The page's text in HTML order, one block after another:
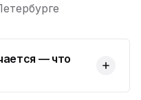
— что